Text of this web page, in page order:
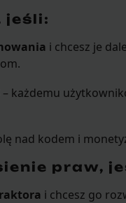
jeśli:
i chcesz je
– każdemu
nad kodem i
praw,
i chcesz go